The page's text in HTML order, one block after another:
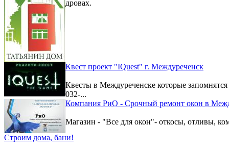
дровах.
Квест проект "IQuest" г. Междуреченск
Квесты в Междуреченске которые
032-...
Компания РиО - Срочный ремонт окон в
Магазин - "Все для окон"- откосы, отливы,
Строим дома, бани!